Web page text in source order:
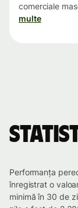
comerciale
multe
Performanța
înregistrat o
minimă în 30 de